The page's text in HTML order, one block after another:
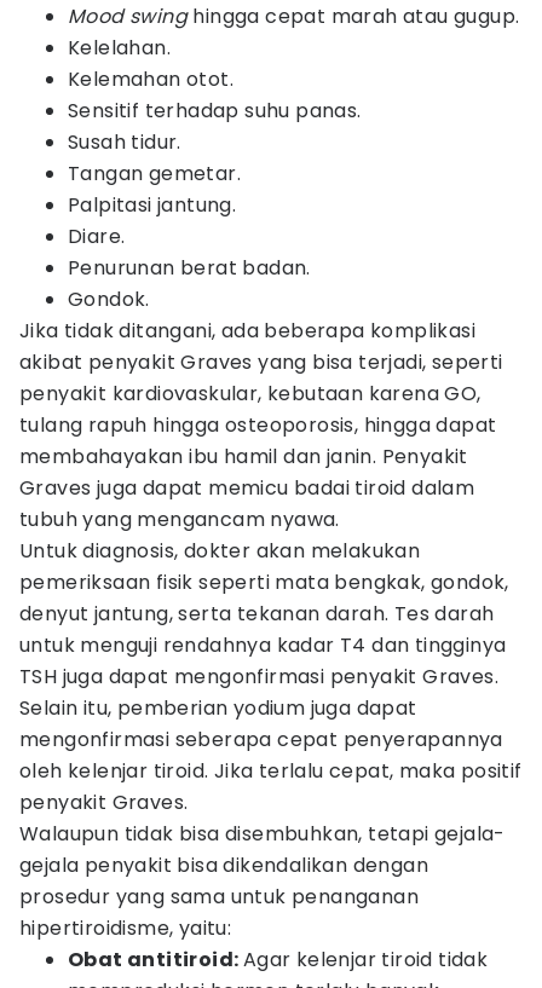
Mood swinghingga cepat marah atau gugup.
Kelelahan.
Kelemahan otot.
Sensitif terhadap suhu panas.
Susah tidur.
Tangan gemetar.
Palpitasi jantung.
Diare.
Penurunan berat badan.
Gondok.
Jika tidak ditangani, ada beberapa komplikasi
akibat penyakit Graves yang bisa terjadi, seperti
penyakit kardiovaskular, kebutaan karena GO,
tulang rapuh hingga osteoporosis, hingga dapat
membahayakan ibu hamil dan janin. Penyakit
Graves juga dapat memicu badai tiroid dalam
tubuh yang mengancam nyawa.
Untuk diagnosis, dokter akan melakukan
pemeriksaan fisik seperti mata bengkak, gondok,
denyut jantung, serta tekanan darah. Tes darah
untuk menguji rendahnya kadar T4 dan tingginya
TSH juga dapat mengonfirmasi penyakit Graves.
Selain itu, pemberian yodium juga dapat
mengonfirmasi seberapa cepat penyerapannya
oleh kelenjar tiroid. Jika terlalu cepat, maka positif
penyakit Graves.
Walaupun tidak bisa disembuhkan, tetapi gejala-
gejala penyakit bisa dikendalikan dengan
prosedur yang sama untuk penanganan
hipertiroidisme, yaitu:
Obat antitiroid:Agar kelenjar tiroid tidak